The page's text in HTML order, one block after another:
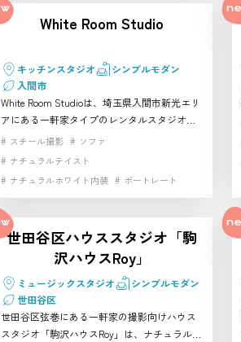
オを探している方におすすめです。 公園・屋
外のハウススタジオ・レンタルスタジオです
White Room Studio
キッチンスタジオ
シンプルモダン
入間市
White Room Studioは、埼玉県入間市新光エリ
アにある一軒家タイプのレンタルスタジオで
す。白い外観や自然光の入りやすい室内、高
ー、動画収録まで幅広く対応しやすい空間で
オや、生活感のあるシーンを撮れる撮影スタ
ジオを探している方におすすめです。 公園・
屋外のハウススタジオ・レンタルスタジオで
す
スチール撮影
ソファ
ナチュラルテイスト
ナチュラルホワイト内装
ポートレート
リビング
大窓 屋外
生活シーン
白い外壁
開放感
雑貨 駐車場
世田谷区ハウススタジオ「駒
沢ハウスRoy」
ミュージックスタジオ
シンプルモダン
世田谷区
世田谷区弦巻にある一軒家の撮影向けハウス
スタジオ「駒沢ハウスRoy」は、ナチュラルと